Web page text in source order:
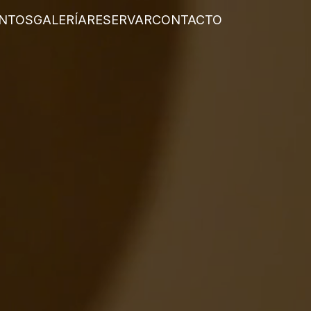
GALERÍARESERVARCONTACTO